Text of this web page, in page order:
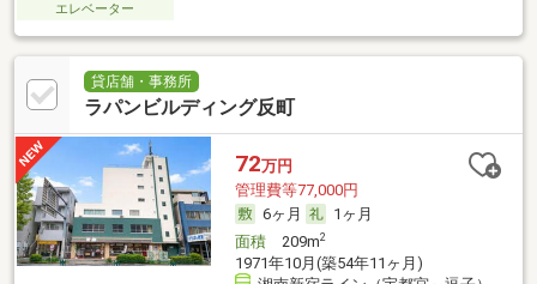
エレベーター
貸店舗・事務所
ラパンビルディング反町
72万円
管理費等77,000円
6ヶ月
1ヶ月
面積209m2
1971年10月(築54年11ヶ月)